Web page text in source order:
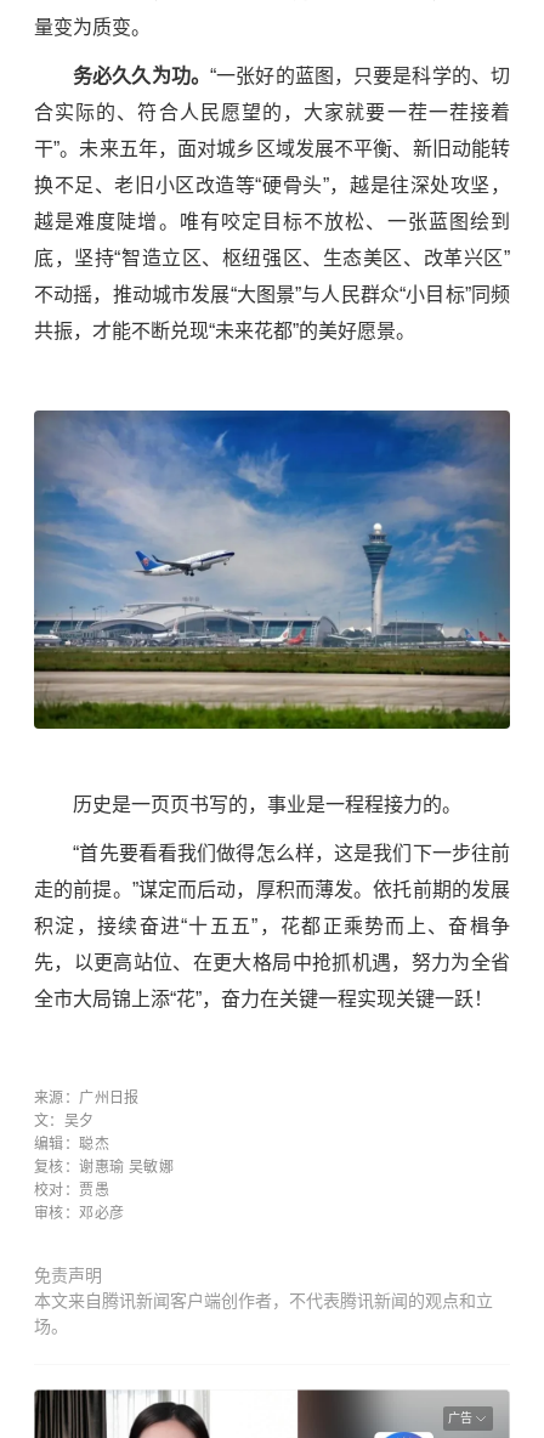
量变为质变。
务必久久为功。 “一张好的蓝图，只要是科学的、切
合实际的、符合人民愿望的，大家就要一茬一茬接着
干”。未来五年，面对城乡区域发展不平衡、 新旧动能转
换不足、老旧小区改造等“硬骨头”，越是往深处攻坚，
越是难度陡增。唯有咬定目标不放松、一张蓝图绘到
底，坚持“智造立区、枢纽强区、生态美区、改革兴区”
不动摇，推动城市发展“大图景”与人民群众“小目标”同频
共振，才能不断兑现“未来花都”的美好愿景。
历史是一页页书写的，事业是一程程接力的。
“首先要看看我们做得怎么样，这是我们下一步往前
走的前提。”谋定而后动，厚积而薄发。依托前期的发展
积淀，接续奋进“十五五”，花都正乘势而上、奋楫争
先，以更高站位、在更大格局中抢抓机遇，努力为全省
全市大局锦上添“花”，奋力在关键一程实现关键一跃！
来源：广州日报
文：吴夕
编辑：聪杰
复核：谢惠瑜 吴敏娜
校对：贾愚
审核：邓必彦
免责声明
本文来自腾讯新闻客户端创作者，不代表腾讯新闻的观点和立
场。
广告